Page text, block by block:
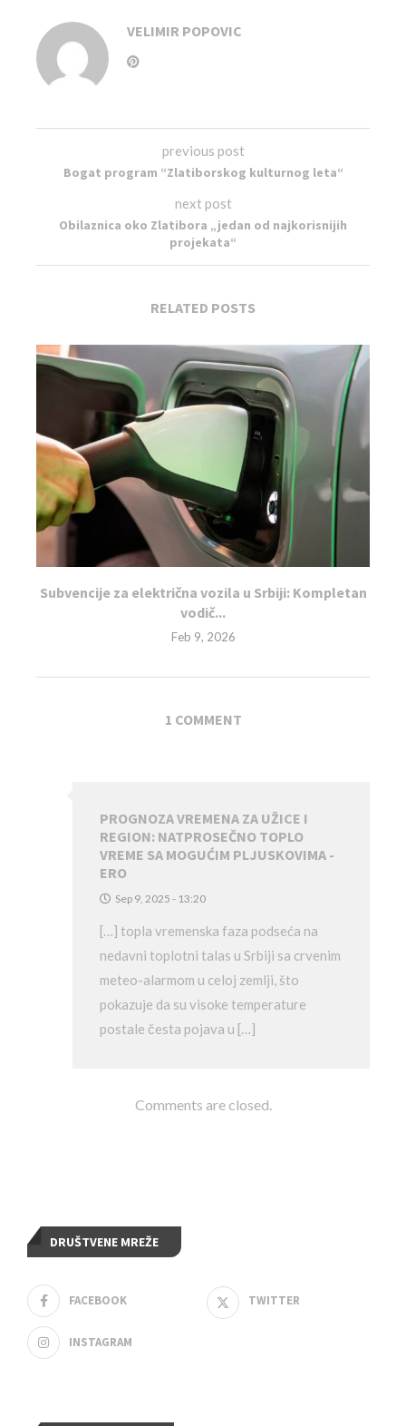
VELIMIR POPOVIC
previous post
Bogat program “Zlatiborskog kulturnog leta“
next post
Obilaznica oko Zlatibora „jedan od najkorisnijih
projekata“
RELATED POSTS
Subvencije za električna vozila u Srbiji: Kompletan
vodič...
Feb 9, 2026
1 COMMENT
PROGNOZA VREMENA ZA UŽICE I
REGION: NATPROSEČNO TOPLO
VREME SA MOGUĆIM PLJUSKOVIMA -
ERO
Sep 9, 2025 - 13:20
[…] topla vremenska faza podseća na
nedavni toplotni talas u Srbiji sa crvenim
meteo-alarmom u celoj zemlji, što
pokazuje da su visoke temperature
postale česta pojava u […]
Comments are closed.
DRUŠTVENE MREŽE
FACEBOOK TWITTER
INSTAGRAM